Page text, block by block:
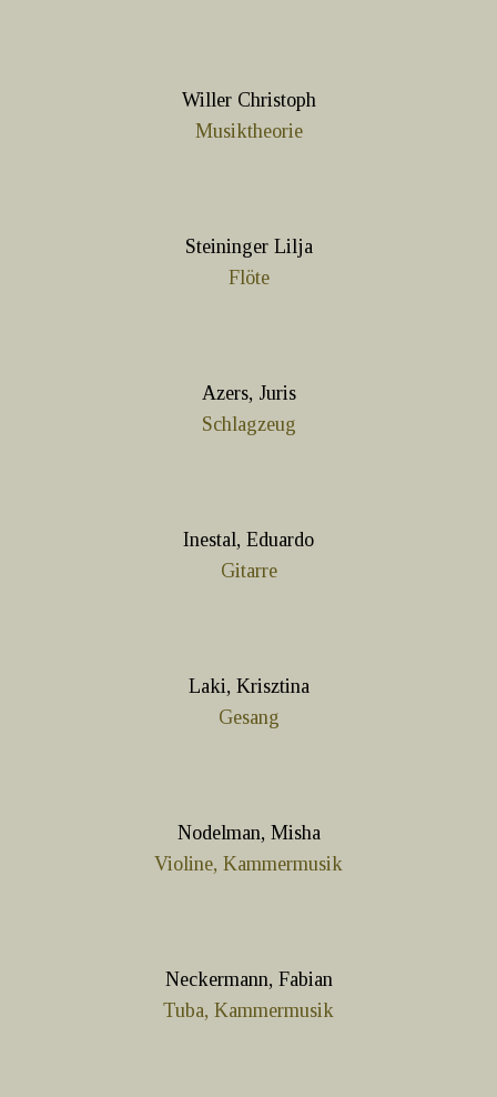
Willer Christoph
Musiktheorie
Steininger Lilja
Flöte
Azers, Juris
Schlagzeug
Inestal, Eduardo
Gitarre
Laki, Krisztina
Gesang
Nodelman, Misha
Violine, Kammermusik
Neckermann, Fabian
Tuba, Kammermusik